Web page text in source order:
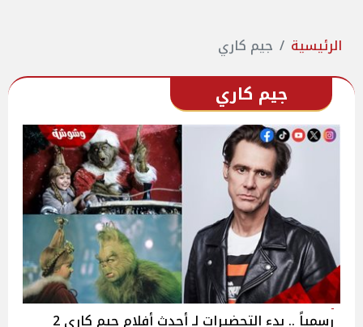
الرئيسية جيم كاري
جيم كاري
رسمياً .. بدء التحضيرات لـ أحدث أفلام جيم كاري 2